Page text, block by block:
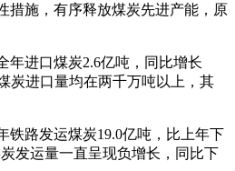
措施，有序释放煤炭先进产能，原
进口煤炭2.6亿吨，同比增长
炭进口量均在两千万吨以上，其
路发运煤炭19.0亿吨，比上年下
发运量一直呈现负增长，同比下